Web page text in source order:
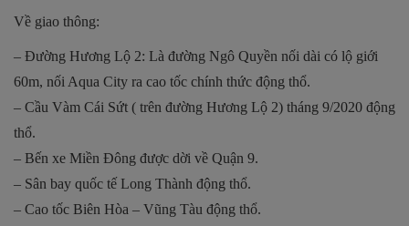
Về giao thông:
– Đường Hương Lộ 2: Là đường Ngô Quyền nối dài có lộ giới
60m, nối Aqua City ra cao tốc chính thức động thổ.
– Cầu Vàm Cái Sứt ( trên đường Hương Lộ 2) tháng 9/2020 động
thổ.
– Bến xe Miền Đông được dời về Quận 9.
– Sân bay quốc tế Long Thành động thổ.
– Cao tốc Biên Hòa – Vũng Tàu động thổ.